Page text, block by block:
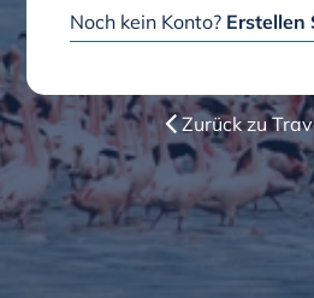
Noch kein Konto? Erstellen
Zurück zu